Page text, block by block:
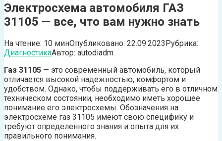
Электросхема автомобиля ГАЗ
31105 — все, что вам нужно знать
На чтение: 10 минОпубликовано: 22.09.2023Рубрика:
ДиагностикаАвтор: autodiadm
Газ 31105 — это современный автомобиль, который
отличается высокой надежностью, комфортом и
удобством. Однако, чтобы поддерживать его в отличном
техническом состоянии, необходимо иметь хорошее
понимание его электросхемы. Обозначения на
электросхеме газ 31105 имеют свою специфику и
требуют определенного знания и опыта для их
правильного понимания.